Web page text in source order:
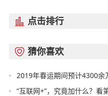
 点击排行
 猜你喜欢
2019年春运期间预计4300余
“互联网+”，究竟加什么？看